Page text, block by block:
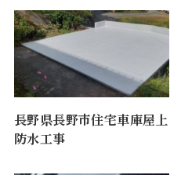
長野県長野市住宅車庫屋上
防水工事